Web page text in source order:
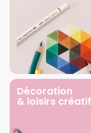
Décoration
& loisirs